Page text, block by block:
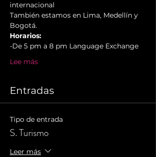
internacional
También estamos en Lima, Medellín y
Bogotá.
Horarios:
-De 5 pm a 8 pm Language Exchange
Lee más
Entradas
Tipo de entrada
S. Turismo
Leer más